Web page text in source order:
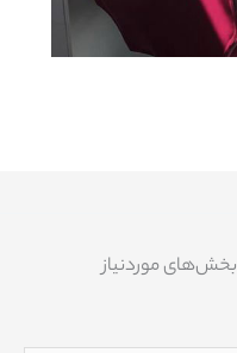
بخش‌های موردنیاز